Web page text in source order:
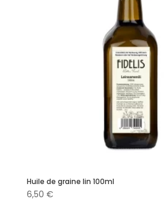
Huile de graine lin 100ml
6,50 €